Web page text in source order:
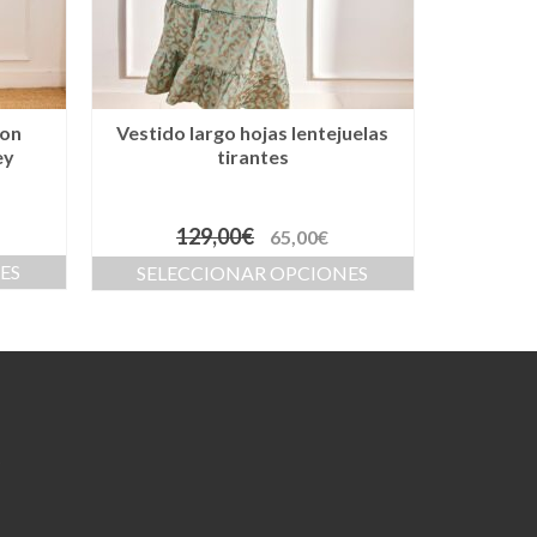
Vestido largo hojas lentejuelas
tirantes
129,00€ 65,00€
SELECCIONAR OPCIONES